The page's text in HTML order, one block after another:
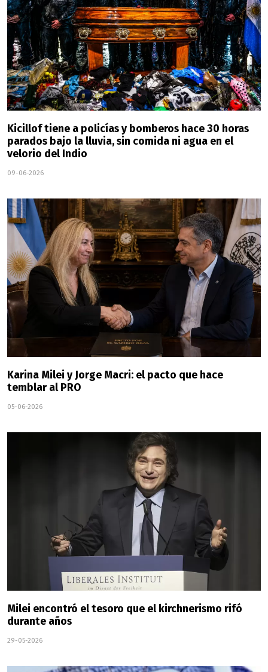
Kicillof tiene a policías y bomberos hace 30 horas
parados bajo la lluvia, sin comida ni agua en el
velorio del Indio
09-06-2026
Karina Milei y Jorge Macri: el pacto que hace
temblar al PRO
05-06-2026
Milei encontró el tesoro que el kirchnerismo rifó
durante años
29-05-2026